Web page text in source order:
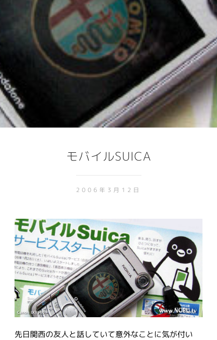
モバイルSUICA
2006年3月12日
先日関西の友人と話していて意外なことに気が付い